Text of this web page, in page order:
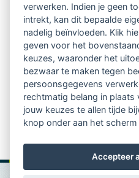
Tijdschrift voor
Begeleidingskunde
Beroepsregistratie
Lid worden van LVSC
verwerken. Indien je geen
intrekt, kan dit bepaalde
nadelig beïnvloeden. Klik
geven voor het
keuzes, waaronder het
bezwaar te maken tegen
persoonsgegevens
rechtmatig belang in
jouw keuzes te allen tijde
knop onder aan het scherm
Accepteer